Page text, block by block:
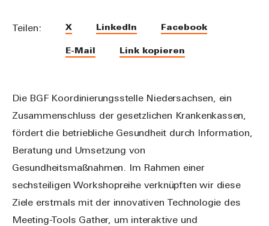
Teilen: X LinkedIn Facebook
E-Mail Link kopieren
Die BGF Koordinierungsstelle Niedersachsen, ein
Zusammenschluss der gesetzlichen Krankenkassen,
fördert die betriebliche Gesundheit durch Information,
Beratung und Umsetzung von
Gesundheitsmaßnahmen. Im Rahmen einer
sechsteiligen Workshopreihe verknüpften wir diese
Ziele erstmals mit der innovativen Technologie des
Meeting-Tools Gather, um interaktive und